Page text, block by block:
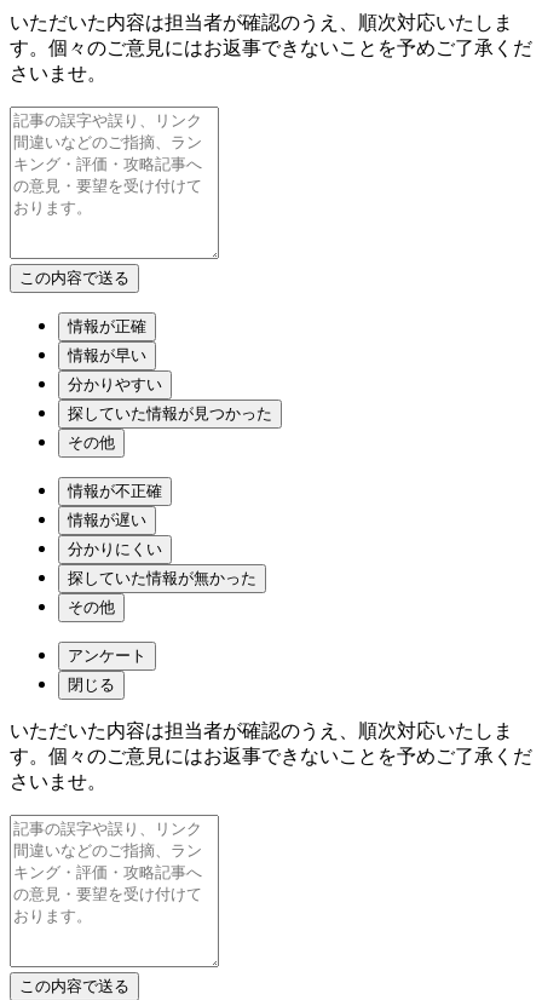
いただいた内容は担当者が確認のうえ、順次対応いたしま
す。個々のご意見にはお返事できないことを予めご了承くだ
さいませ。
情報が正確
情報が早い
分かりやすい
探していた情報が見つかった
その他
情報が不正確
情報が遅い
分かりにくい
探していた情報が無かった
その他
アンケート
閉じる
いただいた内容は担当者が確認のうえ、順次対応いたしま
す。個々のご意見にはお返事できないことを予めご了承くだ
さいませ。